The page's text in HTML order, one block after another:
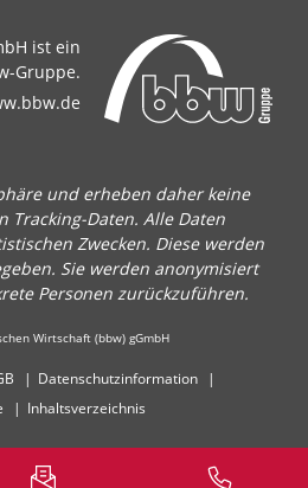
ist ein
Gruppe.
und erheben daher keine
Tracking-Daten. Alle Daten
Zwecken. Diese werden
Sie werden anonymisiert
Personen zurückzuführen.
Wirtschaft (bbw) gGmbH
Datenschutzinformation
Inhaltsverzeichnis